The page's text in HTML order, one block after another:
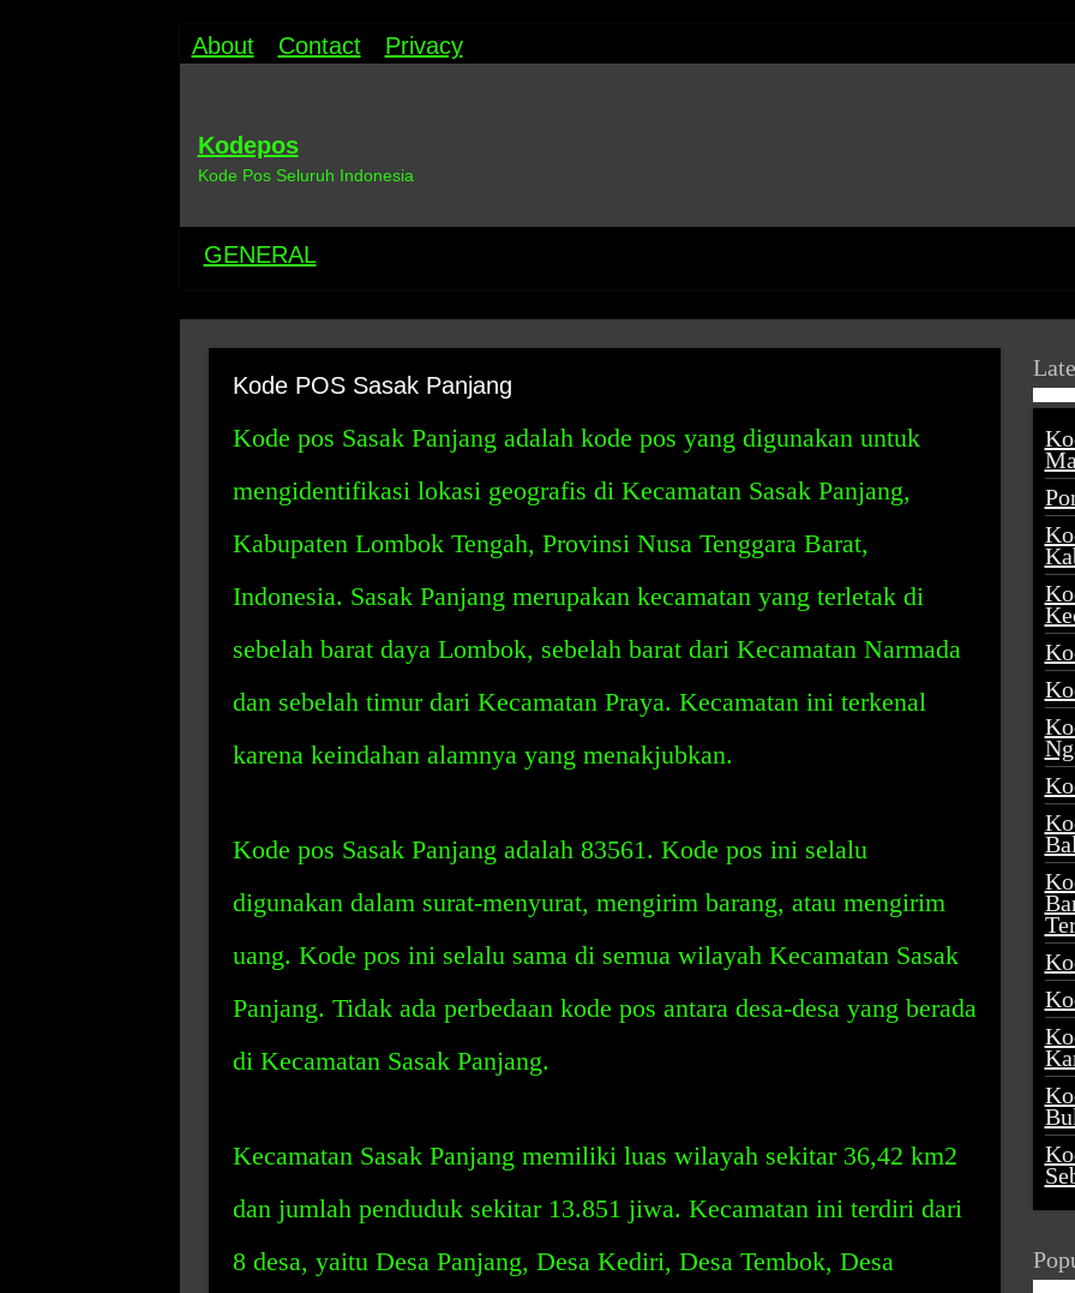
About Contact Privacy
Kodepos
Kode Pos Seluruh Indonesia
GENERAL
Kode POS Sasak Panjang
Kode pos Sasak Panjang adalah kode pos yang digunakan untuk
mengidentifikasi lokasi geografis di Kecamatan Sasak Panjang,
Kabupaten Lombok Tengah, Provinsi Nusa Tenggara Barat,
Indonesia. Sasak Panjang merupakan kecamatan yang terletak di
sebelah barat daya Lombok, sebelah barat dari Kecamatan Narmada
dan sebelah timur dari Kecamatan Praya. Kecamatan ini terkenal
karena keindahan alamnya yang menakjubkan.
Kode pos Sasak Panjang adalah 83561. Kode pos ini selalu
digunakan dalam surat-menyurat, mengirim barang, atau mengirim
uang. Kode pos ini selalu sama di semua wilayah Kecamatan Sasak
Panjang. Tidak ada perbedaan kode pos antara desa-desa yang berada
di Kecamatan Sasak Panjang.
Kecamatan Sasak Panjang memiliki luas wilayah sekitar 36,42 km2
dan jumlah penduduk sekitar 13.851 jiwa. Kecamatan ini terdiri dari
8 desa, yaitu Desa Panjang, Desa Kediri, Desa Tembok, Desa